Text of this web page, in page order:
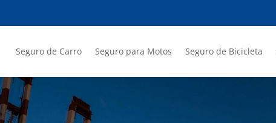
Seguro de Carro Seguro para Motos Seguro de Bicicleta